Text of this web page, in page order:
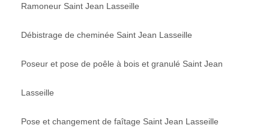
Ramoneur Saint Jean Lasseille
Débistrage de cheminée Saint Jean Lasseille
Poseur et pose de poêle à bois et granulé Saint Jean
Lasseille
Pose et changement de faîtage Saint Jean Lasseille